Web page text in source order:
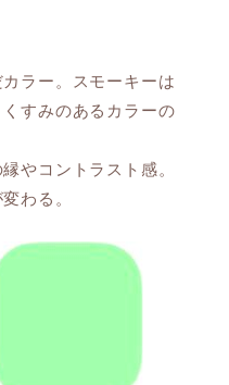
ラー。スモーキーは
すみのあるカラーの
やコントラスト感。
わる。